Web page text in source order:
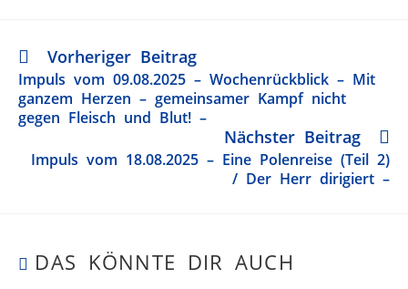
Vorheriger Beitrag
Impuls vom 09.08.2025 – Wochenrückblick – Mit
ganzem Herzen – gemeinsamer Kampf nicht
gegen Fleisch und Blut! –
Nächster Beitrag
Impuls vom 18.08.2025 – Eine Polenreise (Teil 2)
/ Der Herr dirigiert –
DAS KÖNNTE DIR AUCH